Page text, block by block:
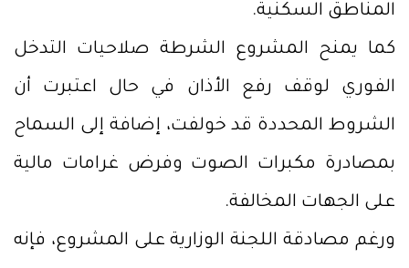
المناطق السكنية.
كما يمنح المشروع الشرطة صلاحيات التدخل
الفوري لوقف رفع الأذان في حال اعتبرت أن
الشروط المحددة قد خولفت، إضافة إلى السماح
بمصادرة مكبرات الصوت وفرض غرامات مالية
على الجهات المخالفة.
ورغم مصادقة اللجنة الوزارية على المشروع، فإنه